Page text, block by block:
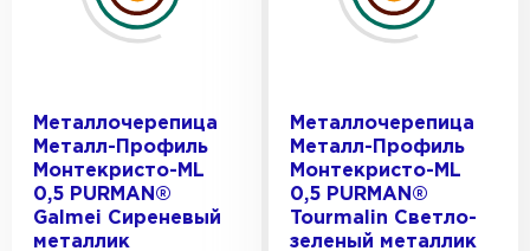
Металлочерепица
Металл-Профиль
Монтекристо-ML
0,5 PURMAN®
Galmei Сиреневый
металлик
Металлочерепица
Металл-Профиль
Монтекристо-ML
0,5 PURMAN®
Tourmalin Светло-
зеленый металлик